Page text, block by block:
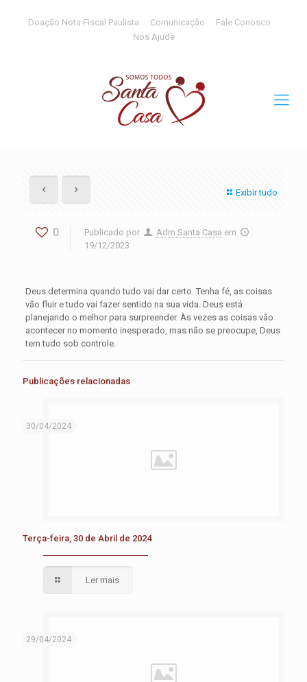
Doação Nota Fiscal Paulista Comunicação
Fale Conosco
Nos Ajude
Exibir tudo
0 Publicado por Adm Santa Casa em
19/12/2023
Deus determina quando tudo vai dar certo. Tenha fé, as coisas
vão fluir e tudo vai fazer sentido na sua vida. Deus está
planejando o melhor para surpreender. Às vezes as coisas vão
acontecer no momento inesperado, mas não se preocupe, Deus
tem tudo sob controle.
Publicações relacionadas
30/04/2024
Terça-feira, 30 de Abril de 2024
Ler mais
29/04/2024